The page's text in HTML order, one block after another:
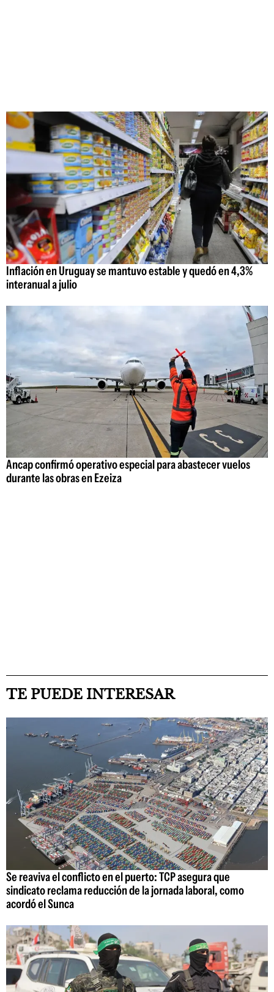
Inflación en Uruguay se mantuvo estable y quedó en 4,3%
interanual a julio
Ancap confirmó operativo especial para abastecer vuelos
durante las obras en Ezeiza
TE PUEDE INTERESAR
Se reaviva el conflicto en el puerto: TCP asegura que
sindicato reclama reducción de la jornada laboral, como
acordó el Sunca